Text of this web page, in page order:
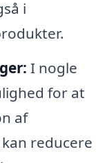
i
I nogle
for at
af
reducere